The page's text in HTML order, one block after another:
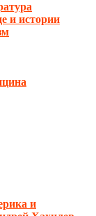
и истории
и